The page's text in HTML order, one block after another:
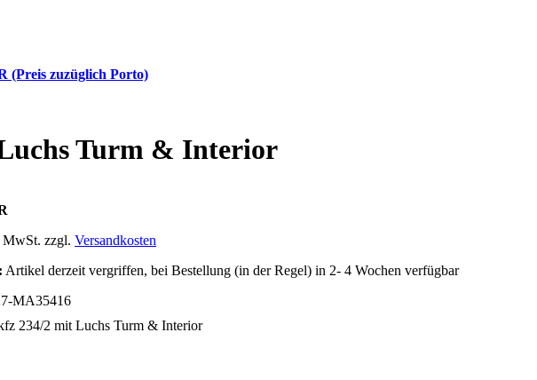
(Preis zuzüglich Porto)
Turm & Interior
zzgl. Versandkosten
Artikel derzeit vergriffen, bei Bestellung (in der Regel) in 2- 4 Wochen verfügbar
MA35416